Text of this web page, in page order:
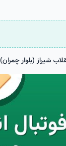
شیراز (بلوار چمران)